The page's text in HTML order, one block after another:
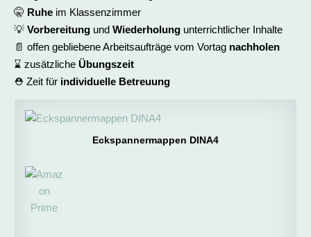
🤫 Ruhe im Klassenzimmer
💡 Vorbereitung und Wiederholung unterrichtlicher Inhalte
📄 offen gebliebene Arbeitsaufträge vom Vortag nachholen
⌛️ zusätzliche Übungszeit
⛑️ Zeit für individuelle Betreuung
Eckspannermappen DINA4